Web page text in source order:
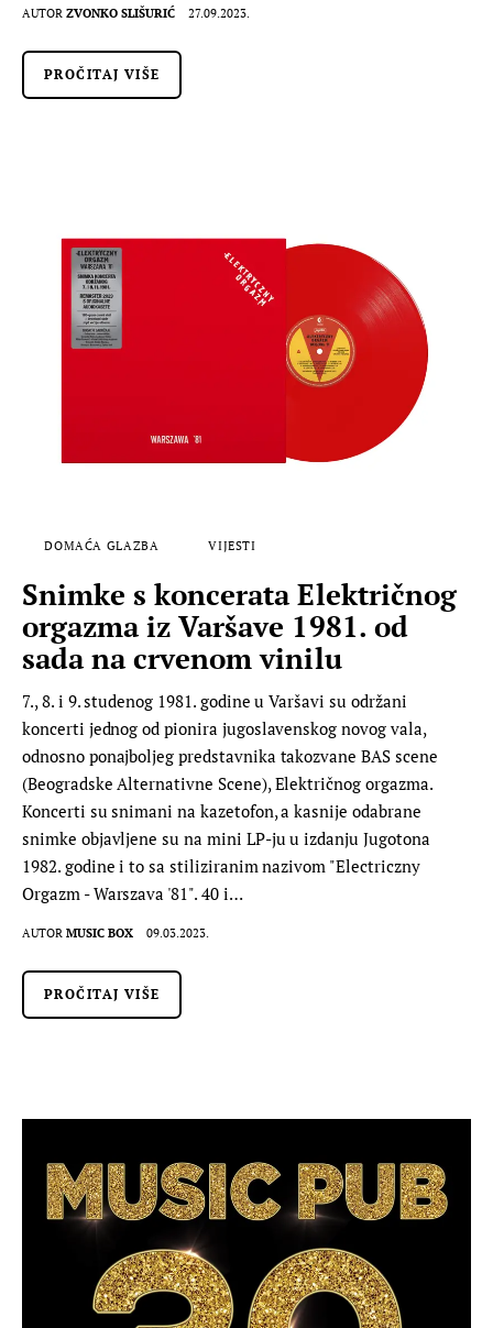
AUTOR ZVONKO SLIŠURIĆ 27.09.2023.
PROČITAJ VIŠE
DOMAĆA GLAZBA VIJESTI
Snimke s koncerata Električnog
orgazma iz Varšave 1981. od
sada na crvenom vinilu
7., 8. i 9. studenog 1981. godine u Varšavi su održani
koncerti jednog od pionira jugoslavenskog novog vala,
odnosno ponajboljeg predstavnika takozvane BAS scene
(Beogradske Alternativne Scene), Električnog orgazma.
Koncerti su snimani na kazetofon, a kasnije odabrane
snimke objavljene su na mini LP-ju u izdanju Jugotona
1982. godine i to sa stiliziranim nazivom "Electriczny
Orgazm - Warszava '81". 40 i…
AUTOR MUSIC BOX 09.03.2023.
PROČITAJ VIŠE